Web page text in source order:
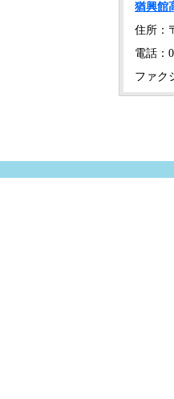
猶興館
住所：
電話：
ファク